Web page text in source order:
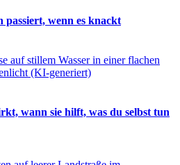
wenn es knackt
wann sie hilft, was du selbst tun